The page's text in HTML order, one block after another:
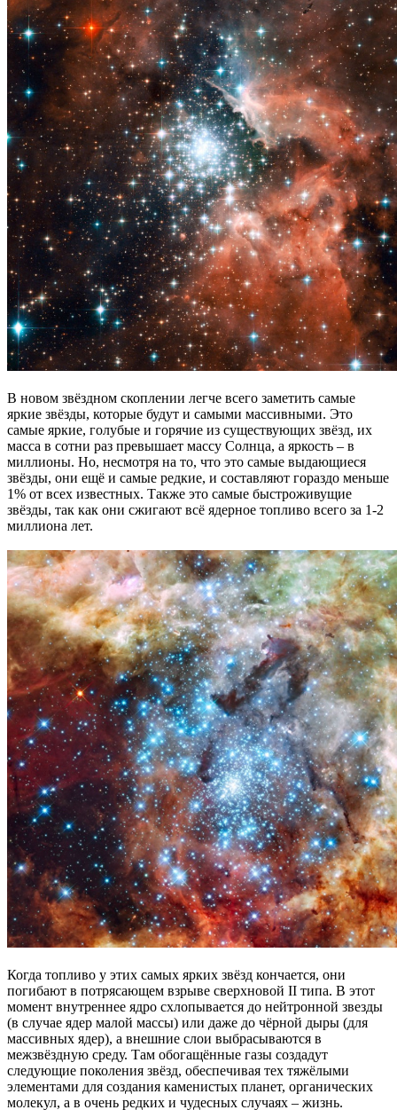
В новом звёздном скоплении легче всего заметить самые
яркие звёзды, которые будут и самыми массивными. Это
самые яркие, голубые и горячие из существующих звёзд, их
масса в сотни раз превышает массу Солнца, а яркость – в
миллионы. Но, несмотря на то, что это самые выдающиеся
звёзды, они ещё и самые редкие, и составляют гораздо меньше
1% от всех известных. Также это самые быстроживущие
звёзды, так как они сжигают всё ядерное топливо всего за 1-2
миллиона лет.
Когда топливо у этих самых ярких звёзд кончается, они
погибают в потрясающем взрыве сверхновой II типа. В этот
момент внутреннее ядро схлопывается до нейтронной звезды
(в случае ядер малой массы) или даже до чёрной дыры (для
массивных ядер), а внешние слои выбрасываются в
межзвёздную среду. Там обогащённые газы создадут
следующие поколения звёзд, обеспечивая тех тяжёлыми
элементами для создания каменистых планет, органических
молекул, а в очень редких и чудесных случаях – жизнь.